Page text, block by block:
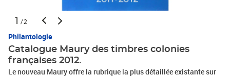
1 /2
Philantologie
Catalogue Maury des timbres colonies
françaises 2012.
Le nouveau Maury offre la rubrique la plus détaillée existante sur